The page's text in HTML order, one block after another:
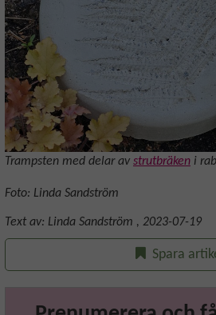
Trampsten med delar av strutbräken i
Foto: Linda Sandström
Text av: Linda Sandström , 2023-07-19
Spara